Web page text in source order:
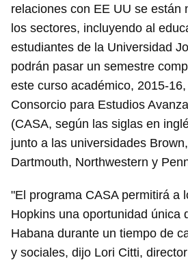
relaciones con EE UU se están
los sectores, incluyendo al
estudiantes de la Universidad
podrán pasar un semestre
este curso académico, 2015-
Consorcio para Estudios
(CASA, según las siglas en
junto a las universidades
Dartmouth, Northwestern y
"El programa CASA permitirá a
Hopkins una oportunidad única
Habana durante un tiempo de
y sociales, dijo Lori Citti,